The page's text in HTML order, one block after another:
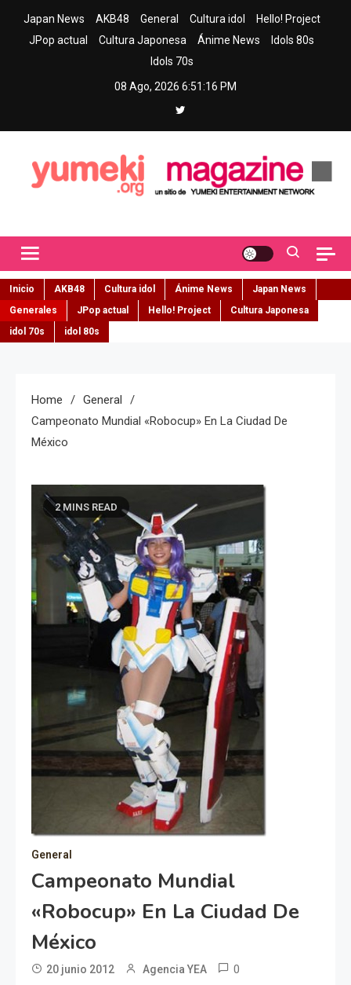
Japan News AKB48 General Cultura idol
Hello! Project
JPop actual
Cultura Japonesa Ánime News
Idols 80s
Idols 70s
08 Ago, 2026 6:51:17 PM
Inicio AKB48 Cultura idol Ánime News
Japan News
Generales
JPop actual Hello! Project
Cultura Japonesa
idol 70s
idol 80s
Home
General
Campeonato Mundial «Robocup» En La Ciudad De
México
2 MINS READ
General
Campeonato Mundial
«Robocup» En La Ciudad De
México
20 junio 2012 Agencia YEA 0